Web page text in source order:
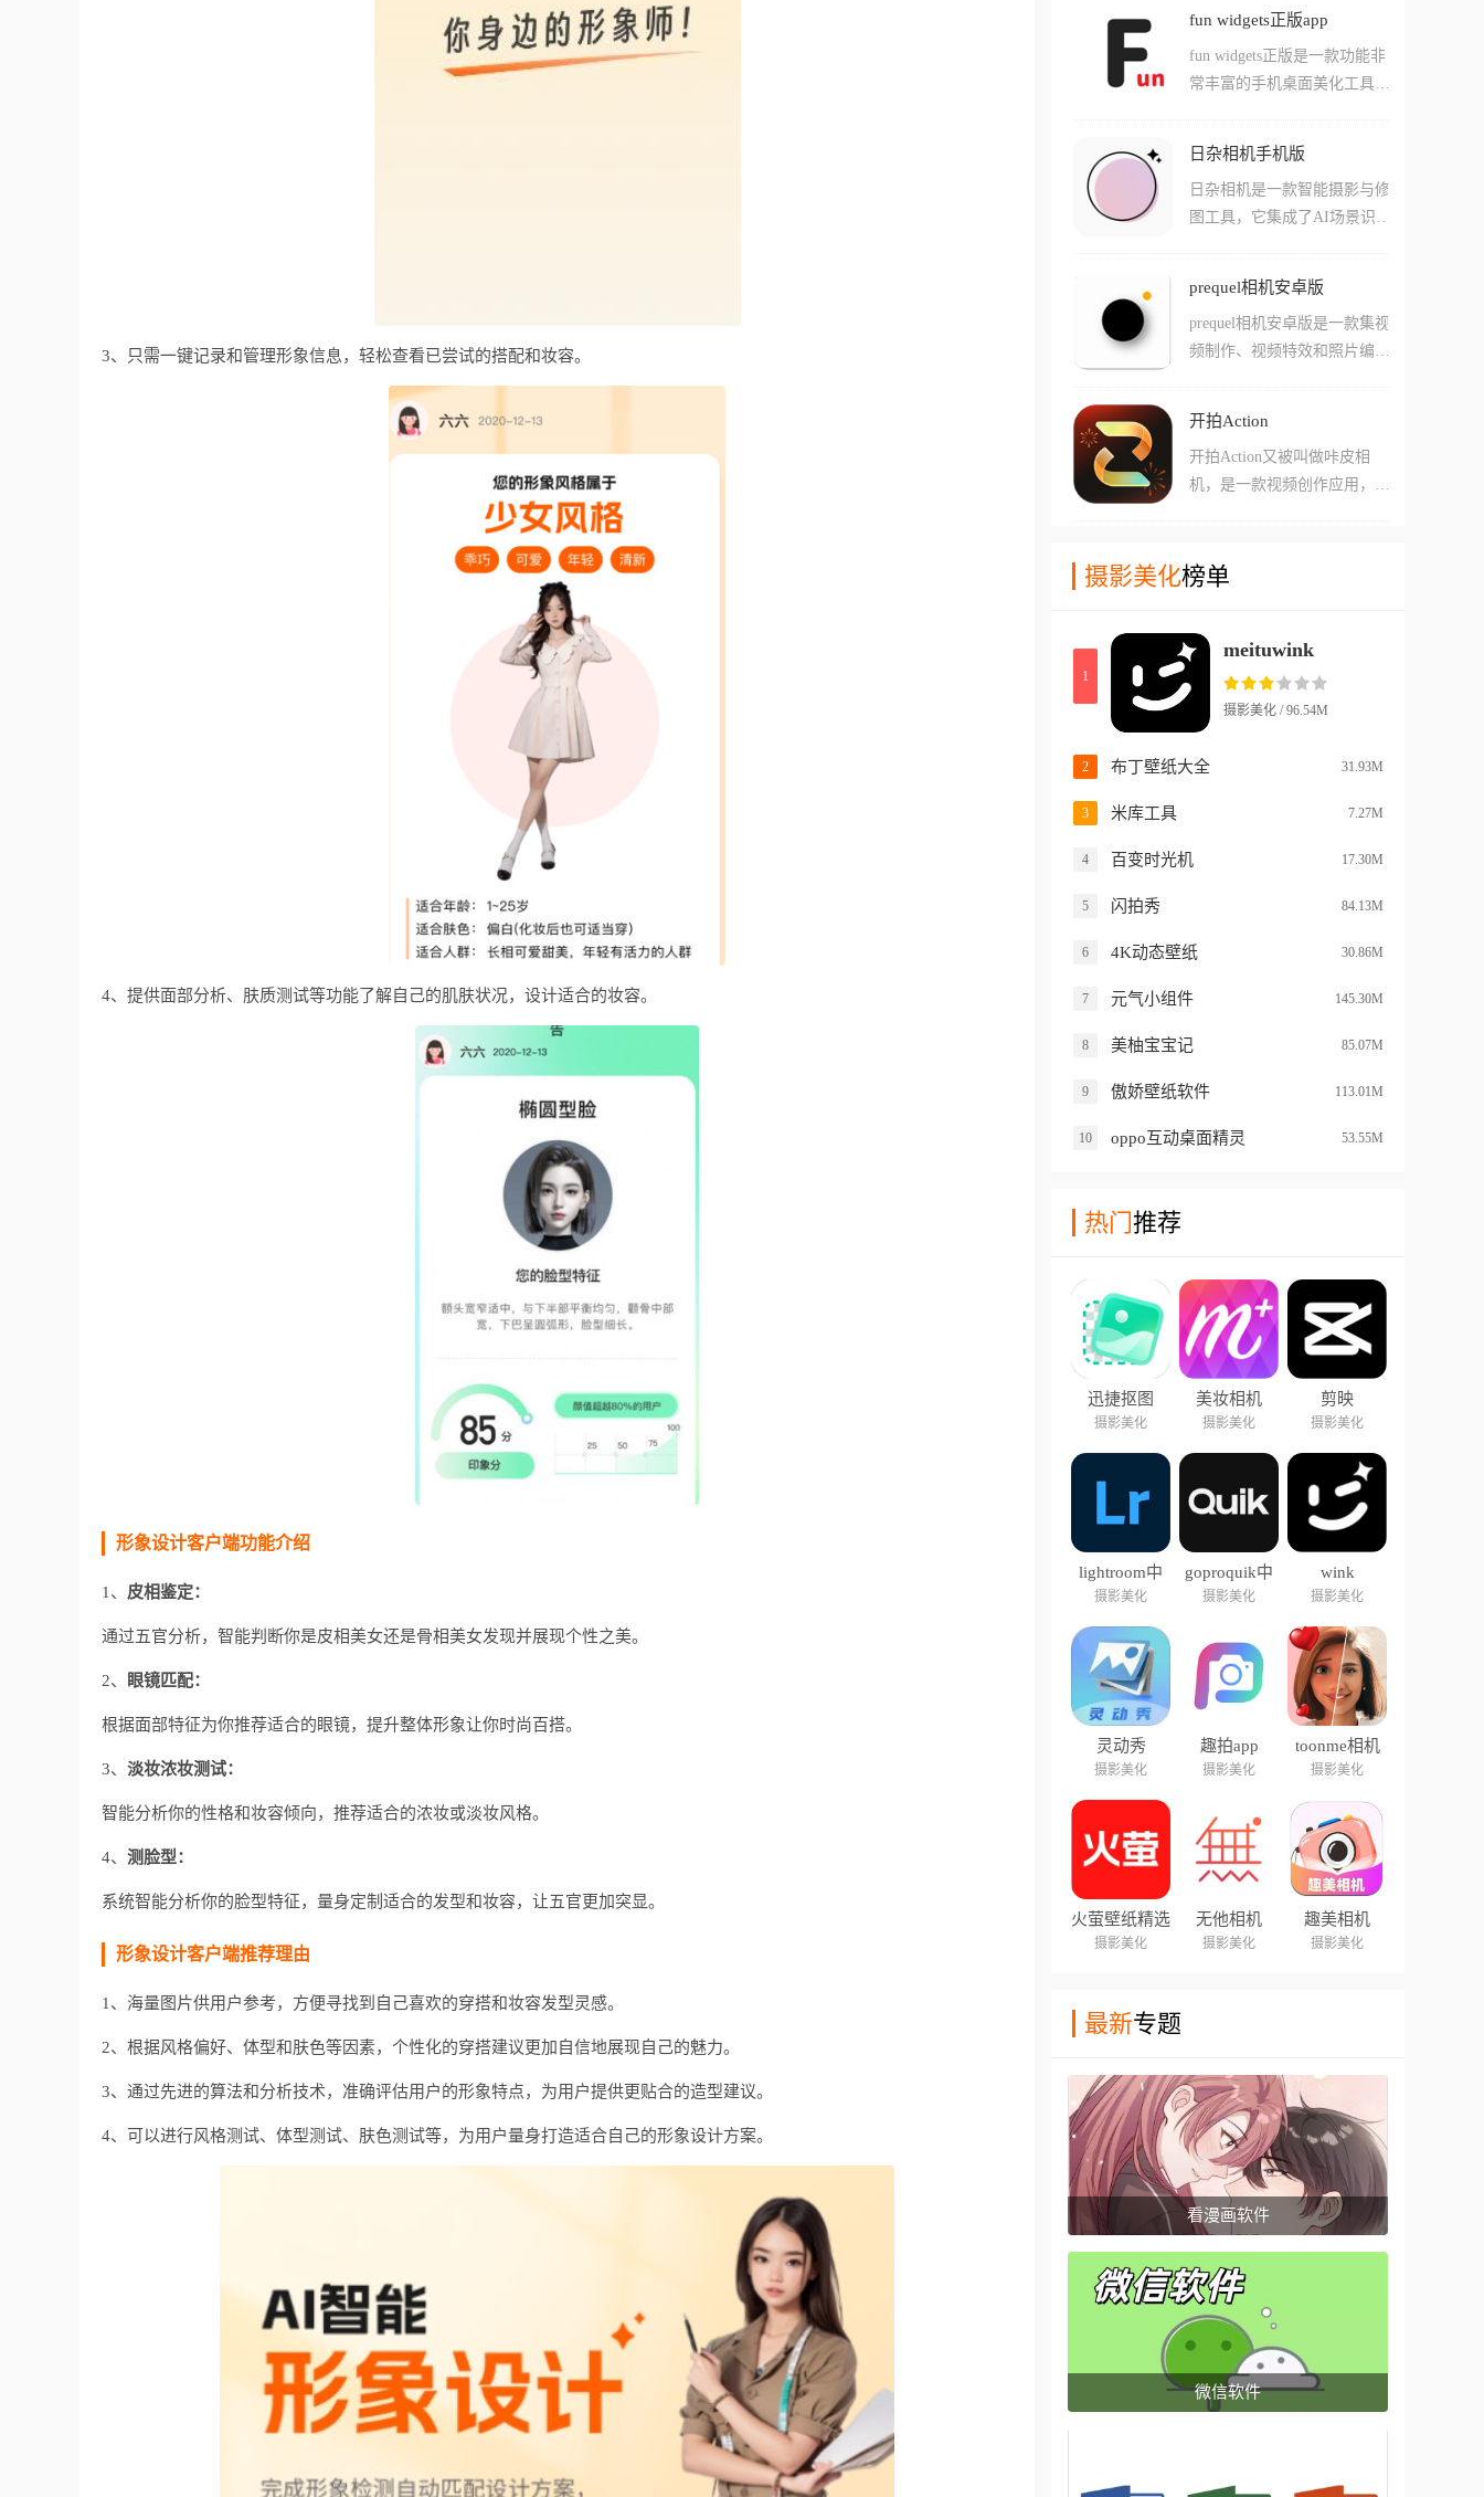
3、只需一键记录和管理形象信息，轻松查看已尝试的搭配和妆容。
4、提供面部分析、肤质测试等功能了解自己的肌肤状况，设计适合的妆容。
形象设计客户端功能介绍
1、 皮相鉴定：
通过五官分析，智能判断你是皮相美女还是骨相美女发现并展现个性之美。
2、 眼镜匹配：
根据面部特征为你推荐适合的眼镜，提升整体形象让你时尚百搭。
3、 淡妆浓妆测试：
智能分析你的性格和妆容倾向，推荐适合的浓妆或淡妆风格。
4、 测脸型：
系统智能分析你的脸型特征，量身定制适合的发型和妆容，让五官更加突显。
形象设计客户端推荐理由
1、海量图片供用户参考，方便寻找到自己喜欢的穿搭和妆容发型灵感。
2、根据风格偏好、体型和肤色等因素，个性化的穿搭建议更加自信地展现自己的魅力。
3、通过先进的算法和分析技术，准确评估用户的形象特点，为用户提供更贴合的造型建议。
4、可以进行风格测试、体型测试、肤色测试等，为用户量身打造适合自己的形象设计方案。
效等丰富品类，支持一键将内
纸，也可自定义来电铃声、消
息提示音、闹钟音效，还能为
声，是一款非常有趣的软件。
简单，无论是新手还是老手都
可以使用，还能一键将图片智
能转化成像素图，用户也可以
寸，还能通过各种高级工具充
候也十分流畅。
fun widgets正版app
fun widgets正版是一款功能非
常丰富的手机桌面美化工具，
高清晰度的优质桌面小工具。
软件中小工具数量非常多，有
着不同的款式，其中不少的小
比如说自定义尺寸自定义透明
由设计桌面的每个部分，让您
体验到十分好玩的游戏乐趣！
日杂相机手机版
日杂相机是一款智能摄影与修
图工具，它集成了AI场景识别
匹配的色调，不仅能拍出清透
的皮肤，还自带强大的电影级
虚化和动态柔焦功能，让你即
出杂志封面感。
prequel相机安卓版
prequel相机安卓版是一款集视
频制作、视频特效和照片编辑
的滤镜、特效和编辑工具。软
件内置丰富的复古、电影、光
晕等多种风格滤镜，让用户在
强大的滤镜库外，应用还提供
能，满足用户对照片视频的精
细修饰需求。软件每周都会更
新新的工具、滤镜和预设，确
保用户始终能体验到最前沿的
创意效果，即使是摄影新手也
开拍Action
开拍Action又被叫做咔皮相
机，是一款视频创作应用，它
底层为你进行实时调色和人像
出片的短视频创作者，咔Acti
on都能帮你省去繁琐的后期步
骤，实现一键成片，能够大大
提升拍摄的效率。
摄影美化榜单
1
meituwink
摄影美化 / 96.54M
2 布丁壁纸大全 31.93M
3 米库工具 7.27M
4 百变时光机 17.30M
5 闪拍秀 84.13M
6 4K动态壁纸 30.86M
7 元气小组件 145.30M
8 美柚宝宝记 85.07M
9 傲娇壁纸软件 113.01M
10 oppo互动桌面精灵 53.55M
热门推荐
迅捷抠图
摄影美化
美妆相机
摄影美化
剪映
摄影美化
lightroom中
文版
摄影美化
goproquik中
文版
摄影美化
wink
摄影美化
灵动秀
摄影美化
趣拍app
摄影美化
toonme相机
摄影美化
火萤壁纸精选
摄影美化
无他相机
摄影美化
趣美相机
摄影美化
最新专题
看漫画软件
微信软件